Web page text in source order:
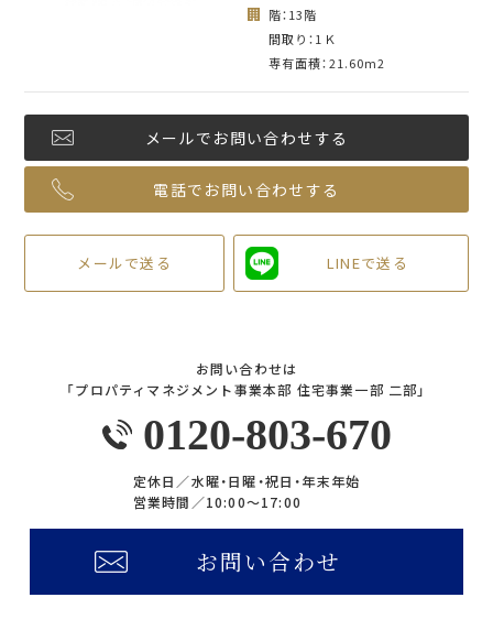
階：13階
間取り：1Ｋ
専有面積：21.60m2
メールでお問い合わせする
電話でお問い合わせする
メールで送る LINEで送る
お問い合わせは
「プロパティマネジメント事業本部 住宅事業一部 二部」
0120-803-670
定休日／水曜・日曜・祝日・年末年始
営業時間／10:00〜17:00
お問い合わせ